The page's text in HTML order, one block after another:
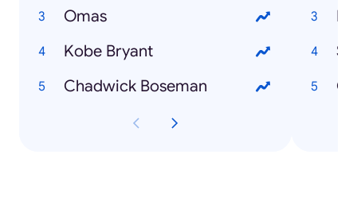
Omas
Kobe Bryant
Chadwick Boseman